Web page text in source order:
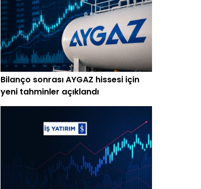
Bilanço sonrası AYGAZ hissesi için
yeni tahminler açıklandı